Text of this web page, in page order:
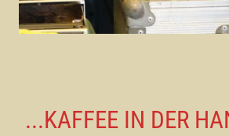
...KAFFEE IN DER